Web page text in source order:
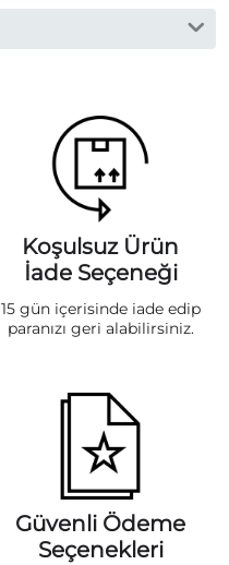
Koşulsuz Ürün
İade Seçeneği
15 gün içerisinde iade edip
paranızı geri alabilirsiniz.
Güvenli Ödeme
Seçenekleri